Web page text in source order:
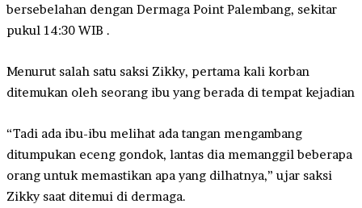
bersebelahan dengan Dermaga Point Palembang, sekitar
pukul 14:30 WIB .
Menurut salah satu saksi Zikky, pertama kali korban
ditemukan oleh seorang ibu yang berada di tempat kejadian
“Tadi ada ibu-ibu melihat ada tangan mengambang
ditumpukan eceng gondok, lantas dia memanggil beberapa
orang untuk memastikan apa yang dilhatnya,” ujar saksi
Zikky saat ditemui di dermaga.